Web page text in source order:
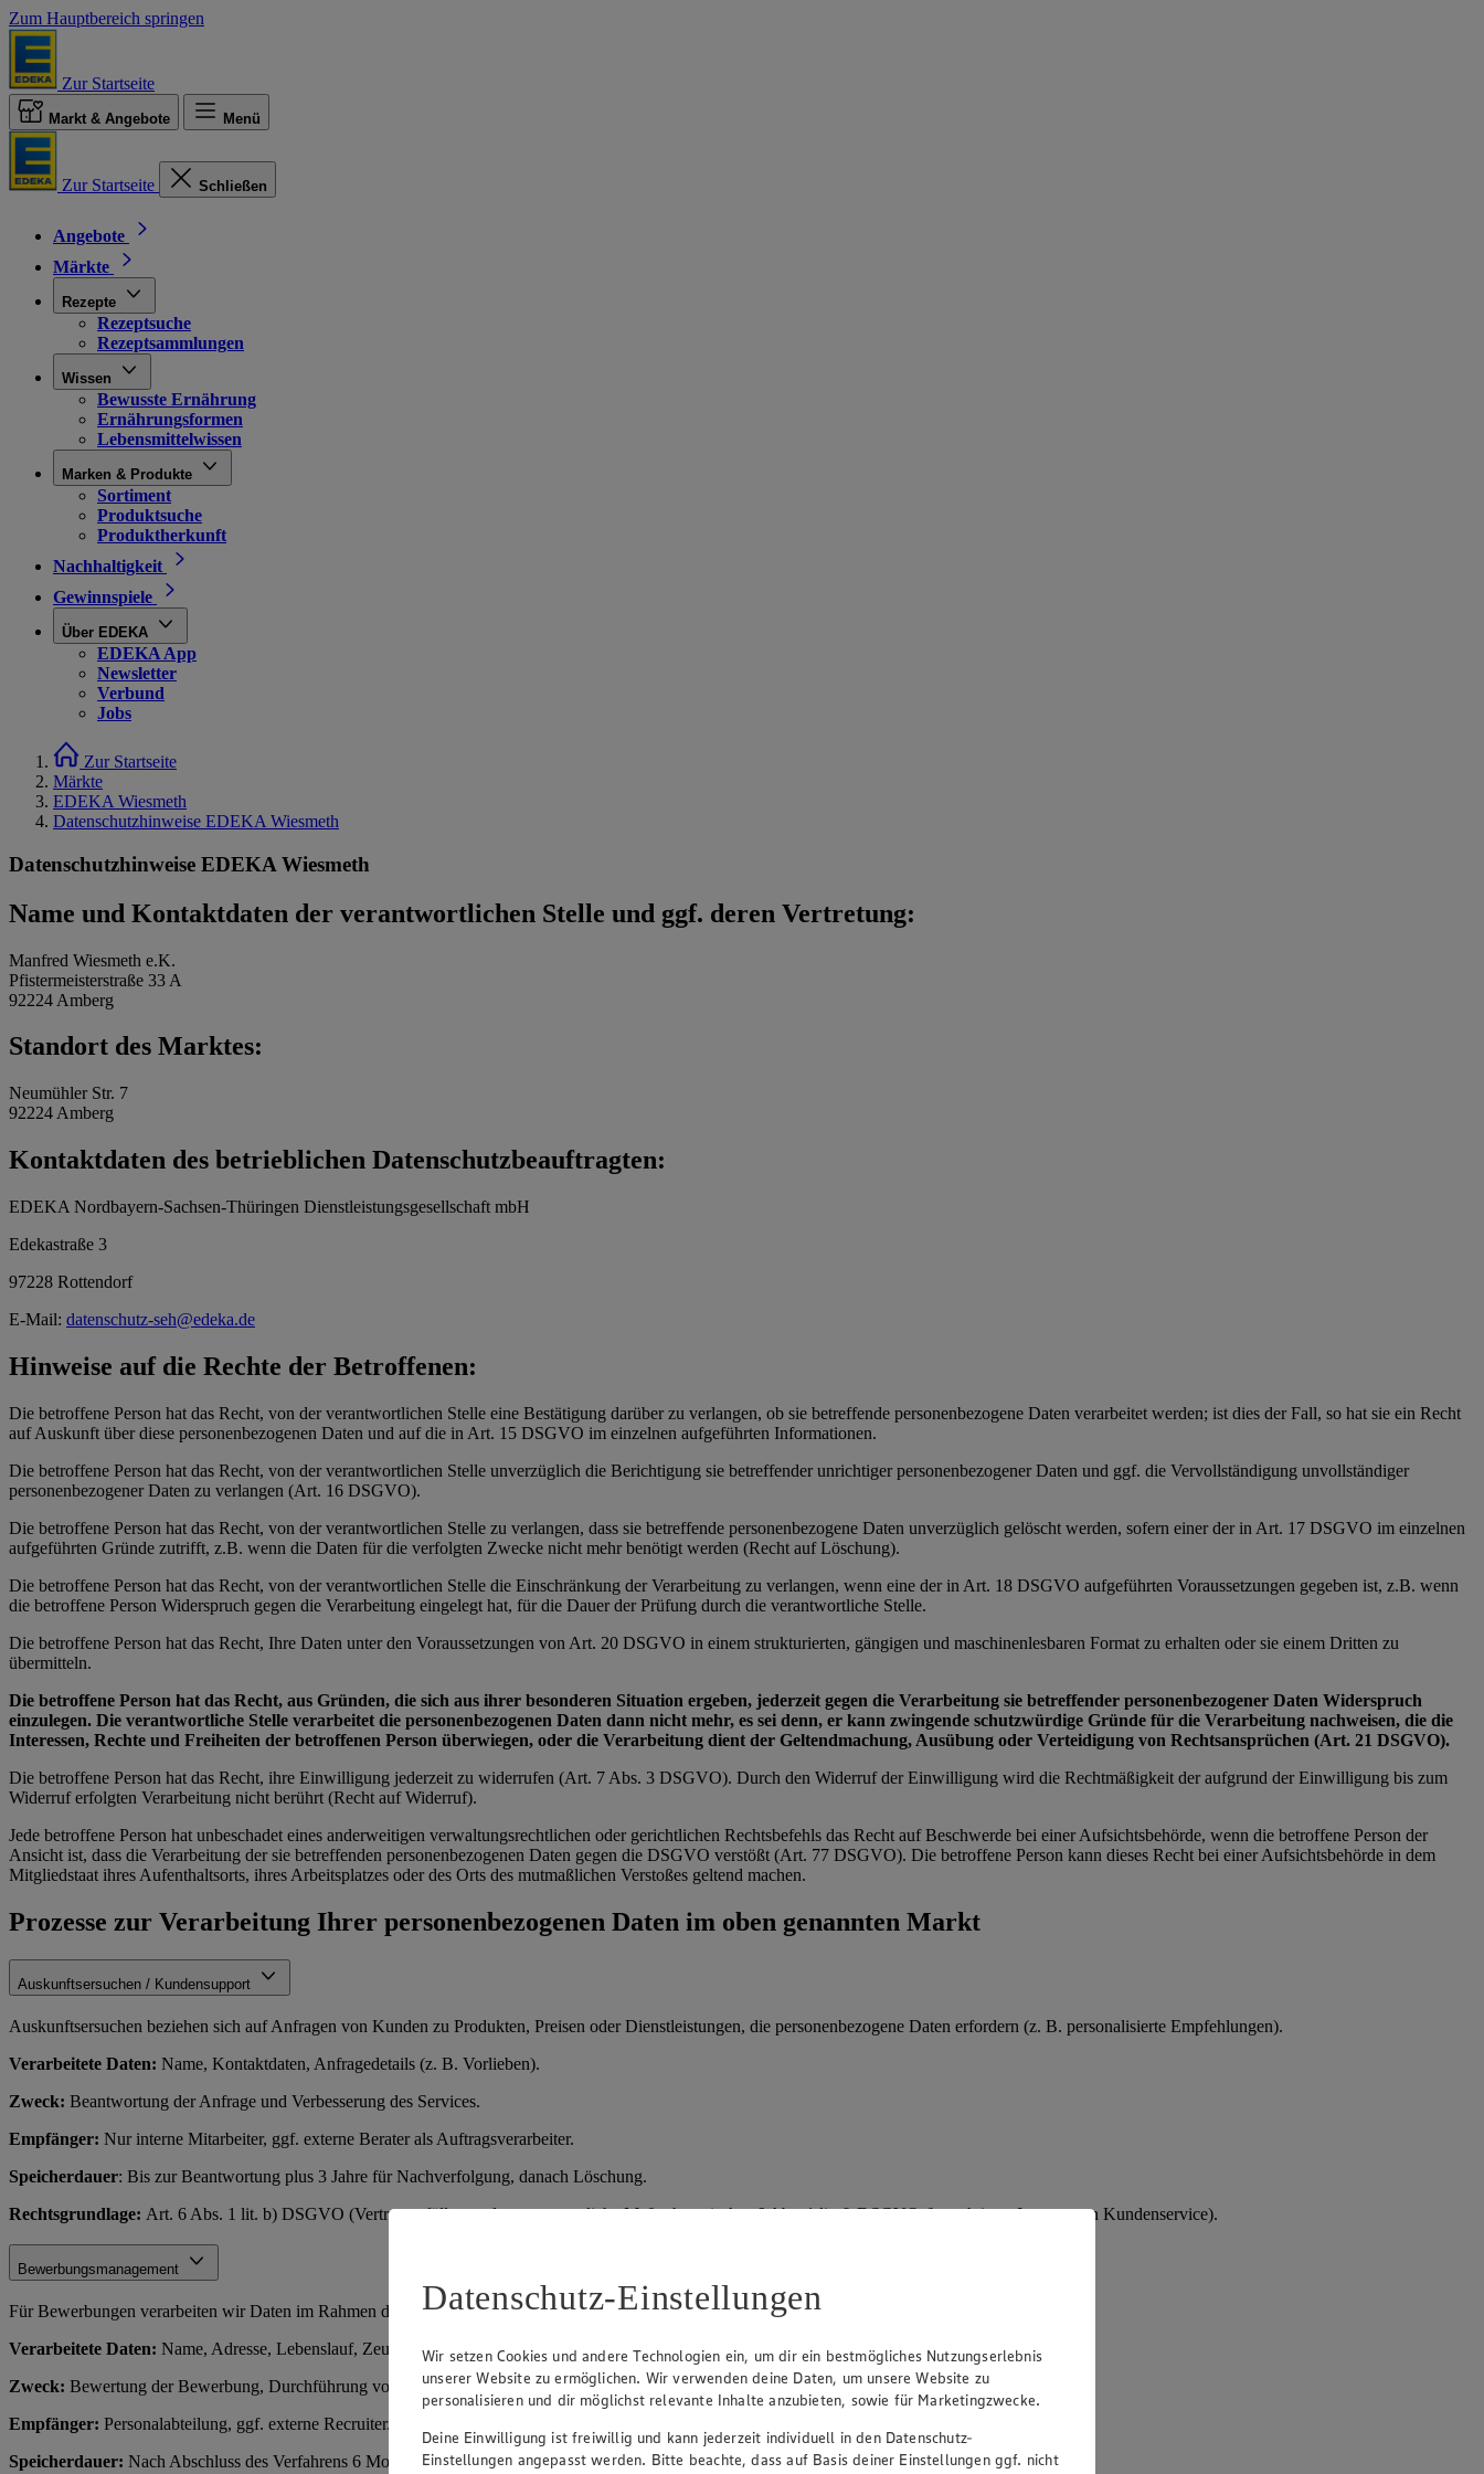
Zum Hauptbereich springen
Zur Startseite
Markt & Angebote Menü
Zur Startseite Schließen
Angebote
Märkte
Rezepte
Rezeptsuche
Rezeptsammlungen
Wissen
Bewusste Ernährung
Ernährungsformen
Lebensmittelwissen
Marken & Produkte
Sortiment
Produktsuche
Produktherkunft
Nachhaltigkeit
Gewinnspiele
Über EDEKA
EDEKA App
Newsletter
Verbund
Jobs
Zur Startseite
Märkte
EDEKA Wiesmeth
Datenschutzhinweise EDEKA Wiesmeth
Datenschutzhinweise EDEKA Wiesmeth
Name und Kontaktdaten der verantwortlichen Stelle und ggf. deren Vertretung:
Manfred Wiesmeth e.K.
Pfistermeisterstraße 33 A
92224 Amberg
Standort des Marktes:
Neumühler Str. 7
92224 Amberg
Kontaktdaten des betrieblichen Datenschutzbeauftragten:
EDEKA Nordbayern-Sachsen-Thüringen Dienstleistungsgesellschaft mbH
Edekastraße 3
97228 Rottendorf
E-Mail: datenschutz-seh@edeka.de
Hinweise auf die Rechte der Betroffenen:
Die betroffene Person hat das Recht, von der verantwortlichen Stelle eine Bestätigung darüber zu verlangen, ob sie betreffende personenbezogene Daten verarbeitet werden; ist dies der Fall, so hat sie ein Recht
auf Auskunft über diese personenbezogenen Daten und auf die in Art. 15 DSGVO im einzelnen aufgeführten Informationen.
Die betroffene Person hat das Recht, von der verantwortlichen Stelle unverzüglich die Berichtigung sie betreffender unrichtiger personenbezogener Daten und ggf. die Vervollständigung unvollständiger
personenbezogener Daten zu verlangen (Art. 16 DSGVO).
Die betroffene Person hat das Recht, von der verantwortlichen Stelle zu verlangen, dass sie betreffende personenbezogene Daten unverzüglich gelöscht werden, sofern einer der in Art. 17 DSGVO im einzelnen
aufgeführten Gründe zutrifft, z.B. wenn die Daten für die verfolgten Zwecke nicht mehr benötigt werden (Recht auf Löschung).
Die betroffene Person hat das Recht, von der verantwortlichen Stelle die Einschränkung der Verarbeitung zu verlangen, wenn eine der in Art. 18 DSGVO aufgeführten Voraussetzungen gegeben ist, z.B. wenn
die betroffene Person Widerspruch gegen die Verarbeitung eingelegt hat, für die Dauer der Prüfung durch die verantwortliche Stelle.
Die betroffene Person hat das Recht, Ihre Daten unter den Voraussetzungen von Art. 20 DSGVO in einem strukturierten, gängigen und maschinenlesbaren Format zu erhalten oder sie einem Dritten zu
übermitteln.
Die betroffene Person hat das Recht, aus Gründen, die sich aus ihrer besonderen Situation ergeben, jederzeit gegen die Verarbeitung sie betreffender personenbezogener Daten Widerspruch
einzulegen. Die verantwortliche Stelle verarbeitet die personenbezogenen Daten dann nicht mehr, es sei denn, er kann zwingende schutzwürdige Gründe für die Verarbeitung nachweisen, die die
Interessen, Rechte und Freiheiten der betroffenen Person überwiegen, oder die Verarbeitung dient der Geltendmachung, Ausübung oder Verteidigung von Rechtsansprüchen (Art. 21 DSGVO).
Die betroffene Person hat das Recht, ihre Einwilligung jederzeit zu widerrufen (Art. 7 Abs. 3 DSGVO). Durch den Widerruf der Einwilligung wird die Rechtmäßigkeit der aufgrund der Einwilligung bis zum
Widerruf erfolgten Verarbeitung nicht berührt (Recht auf Widerruf).
Jede betroffene Person hat unbeschadet eines anderweitigen verwaltungsrechtlichen oder gerichtlichen Rechtsbefehls das Recht auf Beschwerde bei einer Aufsichtsbehörde, wenn die betroffene Person der
Ansicht ist, dass die Verarbeitung der sie betreffenden personenbezogenen Daten gegen die DSGVO verstößt (Art. 77 DSGVO). Die betroffene Person kann dieses Recht bei einer Aufsichtsbehörde in dem
Mitgliedstaat ihres Aufenthaltsorts, ihres Arbeitsplatzes oder des Orts des mutmaßlichen Verstoßes geltend machen.
Prozesse zur Verarbeitung Ihrer personenbezogenen Daten im oben genannten Markt
Auskunftsersuchen / Kundensupport
Auskunftsersuchen beziehen sich auf Anfragen von Kunden zu Produkten, Preisen oder Dienstleistungen, die personenbezogene Daten erfordern (z. B. personalisierte Empfehlungen).
Verarbeitete Daten: Name, Kontaktdaten, Anfragedetails (z. B. Vorlieben).
Zweck: Beantwortung der Anfrage und Verbesserung des Services.
Empfänger: Nur interne Mitarbeiter, ggf. externe Berater als Auftragsverarbeiter.
Speicherdauer: Bis zur Beantwortung plus 3 Jahre für Nachverfolgung, danach Löschung.
Rechtsgrundlage: Art. 6 Abs. 1 lit. b) DSGVO (Vertragserfüllung oder vorvertragliche Maßnahmen); Art. 6 Abs. 1 lit. f) DSGVO (berechtigtes Interesse an Kundenservice).
Bewerbungsmanagement
Für Bewerbungen verarbeiten wir Daten im Rahmen des Einstellungsprozesses.
Verarbeitete Daten: Name, Adresse, Lebenslauf, Zeugnisse, Kontaktdaten, Qualifikationen.
Zweck: Bewertung der Bewerbung, Durchführung von Vorstellungsgesprächen und Entscheidung über Einstellung.
Empfänger: Personalabteilung, ggf. externe Recruiter.
Speicherdauer: Nach Abschluss des Verfahrens 6 Monate (für Rechtsverteidigung), danach Löschung; bei Einstellung Übernahme in die Personalakte.
Datenschutz-Einstellungen
Wir setzen Cookies und andere Technologien ein, um dir ein bestmögliches Nutzungserlebnis
unserer Website zu ermöglichen. Wir verwenden deine Daten, um unsere Website zu
personalisieren und dir möglichst relevante Inhalte anzubieten, sowie für Marketingzwecke.
Deine Einwilligung ist freiwillig und kann jederzeit individuell in den Datenschutz-
Einstellungen angepasst werden. Bitte beachte, dass auf Basis deiner Einstellungen ggf. nicht